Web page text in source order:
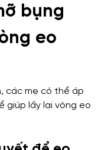
bụng
eo
các mẹ có thể áp
giúp lấy lại vòng eo